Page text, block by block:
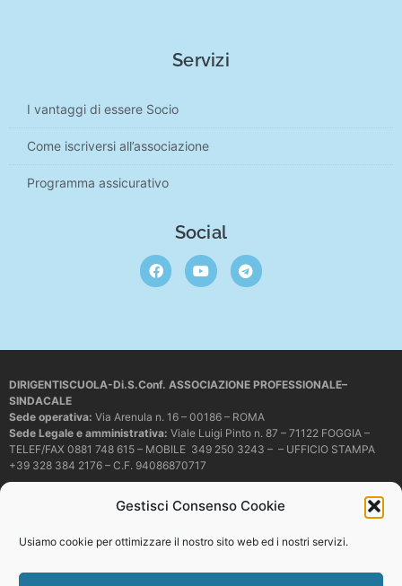
Gestisci Consenso Cookie
Usiamo cookie per ottimizzare il nostro sito web ed i nostri servizi.
Servizi
I vantaggi di essere Socio
Come iscriversi all’associazione
Programma assicurativo
Social
DIRIGENTISCUOLA-Di.S.Conf. ASSOCIAZIONE PROFESSIONALE–
SINDACALE
Sede operativa: Via Arenula n. 16 – 00186 – ROMA
Sede Legale e amministrativa: Viale Luigi Pinto n. 87 – 71122 FOGGIA –
TELEF/FAX 0881 748 615 – MOBILE 349 250 3243 – – UFFICIO STAMPA
+39 328 384 2176 – C.F. 94086870717
dirigentiscuola@pec.it
copiare o riprodurre in alcun modo i contenuti presenti in questo sito se non